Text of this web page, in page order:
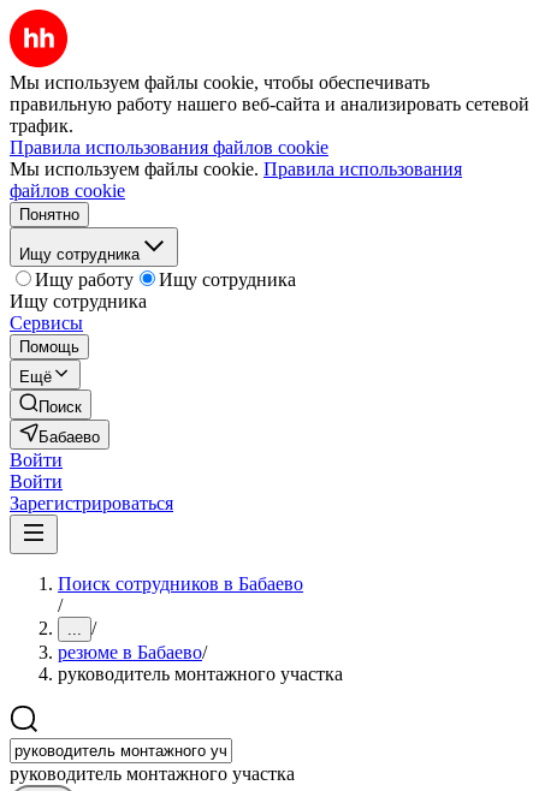
Мы используем файлы cookie, чтобы обеспечивать
правильную работу нашего веб-сайта и анализировать сетевой
трафик.
Правила использования файлов cookie
Мы используем файлы cookie. Правила использования
файлов cookie
Понятно
Ищу сотрудника
Ищу работу
Ищу сотрудника
Ищу сотрудника
Сервисы
Помощь
Ещё
Поиск
Бабаево
Войти
Войти
Зарегистрироваться
Поиск сотрудников в Бабаево
/
... /
резюме в Бабаево/
руководитель монтажного участка
руководитель монтажного участка